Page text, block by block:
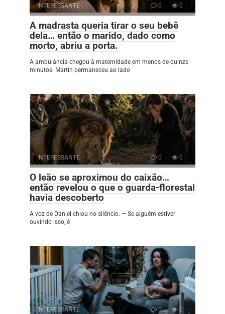
INTERESSANTE 0 0
A madrasta queria tirar o seu bebê
dela… então o marido, dado como
morto, abriu a porta.
A ambulância chegou à maternidade em menos de quinze
minutos. Martin permaneceu ao lado
INTERESSANTE 0 0
O leão se aproximou do caixão…
então revelou o que o guarda-florestal
havia descoberto
A voz de Daniel chiou no silêncio. — Se alguém estiver
ouvindo isso, é
INTERESSANTE 0 0